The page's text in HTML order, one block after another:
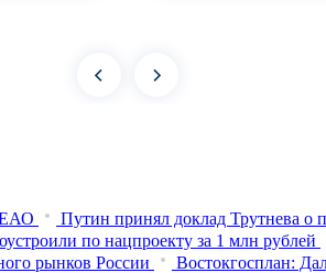
ЕАО
Путин принял доклад Трутнева о
по нацпроекту за 1 млн рублей
рынков России
Востокгосплан: